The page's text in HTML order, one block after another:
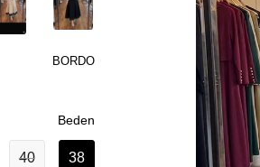
BORDO
Beden
38
40